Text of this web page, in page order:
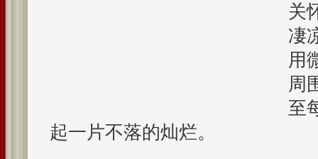
关
凄
用
周
至
起一片不落的灿烂。